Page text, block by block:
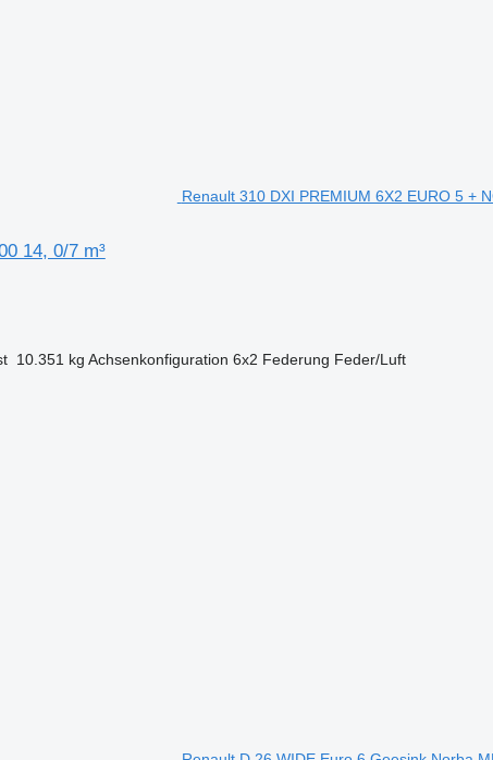
Renault 310 DXI PREMIUM 6X2 EURO 5 +
14, 0/7 m³
10.351 kg Achsenkonfiguration 6x2 Federung Feder/Luft